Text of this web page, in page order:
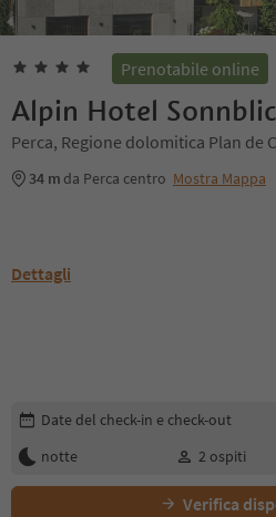
Prenotabile online
Alpin Hotel
Perca, Regione dolomitica Plan de
34 m da Perca centro Mostra Mappa
Dettagli
Modifica i dettagli della prenotazione
Date del check-in e check-out
notte
2 ospiti
Verifica